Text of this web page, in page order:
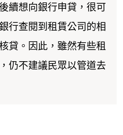
續想向銀行申貸，很可
行查閱到租賃公司的相
貸。因此，雖然有些租
仍不建議民眾以管道去